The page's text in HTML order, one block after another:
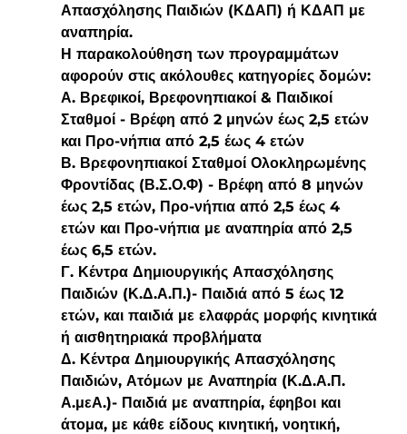
Απασχόλησης Παιδιών (ΚΔΑΠ) ή ΚΔΑΠ με
αναπηρία.
Η παρακολούθηση των προγραμμάτων
αφορούν στις ακόλουθες κατηγορίες δομών:
Α. Βρεφικοί, Βρεφονηπιακοί & Παιδικοί
Σταθμοί - Βρέφη από 2 μηνών έως 2,5 ετών
και Προ-νήπια από 2,5 έως 4 ετών
Β. Βρεφονηπιακοί Σταθμοί Ολοκληρωμένης
Φροντίδας (Β.Σ.Ο.Φ) - Βρέφη από 8 μηνών
έως 2,5 ετών, Προ-νήπια από 2,5 έως 4
ετών και Προ-νήπια με αναπηρία από 2,5
έως 6,5 ετών.
Γ. Κέντρα Δημιουργικής Απασχόλησης
Παιδιών (Κ.Δ.Α.Π.)- Παιδιά από 5 έως 12
ετών, και παιδιά με ελαφράς μορφής κινητικά
ή αισθητηριακά προβλήματα
Δ. Κέντρα Δημιουργικής Απασχόλησης
Παιδιών, Ατόμων με Αναπηρία (Κ.Δ.Α.Π.
Α.μεΑ.)- Παιδιά με αναπηρία, έφηβοι και
άτομα, με κάθε είδους κινητική, νοητική,